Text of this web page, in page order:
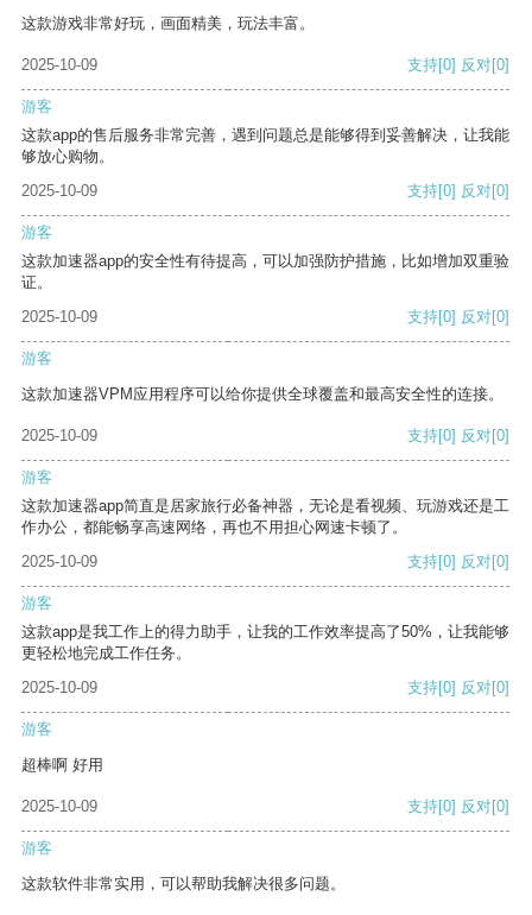
这款游戏非常好玩，画面精美，玩法丰富。
2025-10-09 支持[0] 反对[0]
游客
这款app的售后服务非常完善，遇到问题总是能够得到妥善解决，让我能
够放心购物。
2025-10-09
支持[0] 反对[0]
游客
这款加速器app的安全性有待提高，可以加强防护措施，比如增加双重验
证。
2025-10-09
支持[0] 反对[0]
游客
这款加速器VPM应用程序可以给你提供全球覆盖和最高安全性的连接。
2025-10-09 支持[0] 反对[0]
游客
这款加速器app简直是居家旅行必备神器，无论是看视频、玩游戏还是工
作办公，都能畅享高速网络，再也不用担心网速卡顿了。
2025-10-09
支持[0] 反对[0]
游客
这款app是我工作上的得力助手，让我的工作效率提高了50%，让我能够
更轻松地完成工作任务。
2025-10-09
支持[0] 反对[0]
游客
超棒啊 好用
2025-10-09 支持[0] 反对[0]
游客
这款软件非常实用，可以帮助我解决很多问题。